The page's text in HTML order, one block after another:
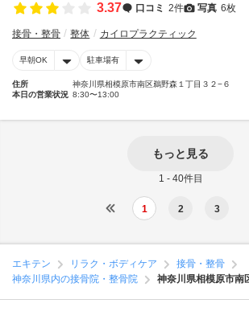
3.37 口コミ 2件 写真 6枚
接骨・整骨 整体 カイロプラクティック
早朝OK 駐車場有
住所
神奈川県相模原市南区鵜野森１丁目３２−６
本日の営業状況 8:30〜13:00
もっと見る
1 - 40件目
1 2 3
エキテン リラク・ボディケア
接骨・整骨
神奈川県内の接骨院・整骨院
神奈川県相模原市南